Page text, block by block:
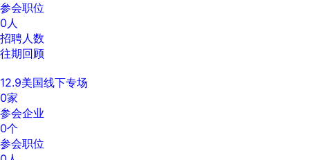
参会职位
0人
招聘人数
往期回顾
12.9美国线下专场
0家
参会企业
0个
参会职位